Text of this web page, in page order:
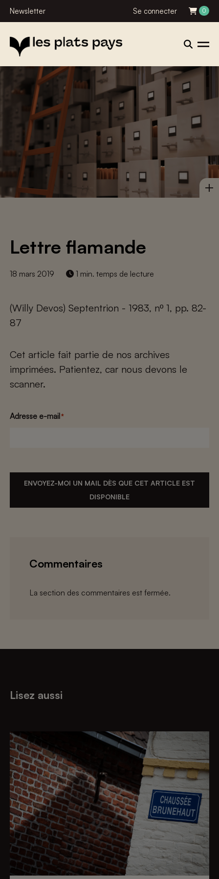
Newsletter Se connecter 0
Lettre flamande
18 mars 2019 1 min. temps de lecture
(Willy Devos) Septentrion - 1983, nº 1, pp. 82-
87
Cet article fait partie de nos archives
imprimées. Patientez, car nous devons le
scanner.
Adresse e-mail*
ENVOYEZ-MOI UN MAIL DÈS QUE CET ARTICLE EST
DISPONIBLE
Commentaires
La section des commentaires est fermée.
Lisez aussi